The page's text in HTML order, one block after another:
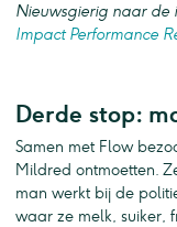
Nieuwsgierig naar de
Impact Performance
Derde stop:
Samen met Flow
Mildred ontmoetten.
man werkt bij de
waar ze melk, suiker,